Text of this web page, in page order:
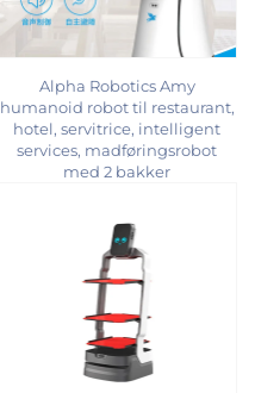
Alpha Robotics Amy
humanoid robot til restaurant,
hotel, servitrice, intelligent
services, madføringsrobot
med 2 bakker